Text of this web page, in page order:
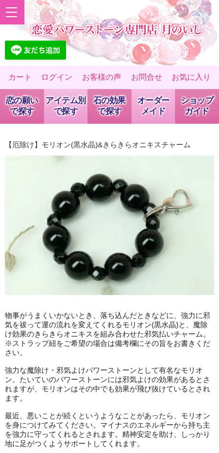
カート ログイン お客様の声 お問合せ お気に入り
恋の願い
で探す
アイテム別
で探す
石の効果
で探す
オーダー
メイド
ショップ
ガイド
【厄除け】モリオン(黒水晶)&きらきらオニキスチャーム
物事がうまくいかないとき、落ち込んだときなどに、強力に邪
気を祓って運の流れを変えてくれるモリオン(黒水晶)と、魔除
け効果のきらきらオニキスを組み合わせた邪気払いチャーム。
※ストラップ紐をご希望の場合は備考欄にその旨をお書きくだ
さい。
強力な魔除け・邪気よけパワーストーンとして有名なモリオ
ン。たいていのパワーストーンには邪気よけの効果があるとさ
れますが、モリオンはその中でも効果が飛び抜けているとされ
ます。
最近、悪いことが続くというようなことがあったら、モリオン
を身につけてみてください。マイナスのエネルギーから持ち主
を強力に守ってくれるとされます。精神安定を助け、しっかり
地に足がつくようサポートしてくれます。